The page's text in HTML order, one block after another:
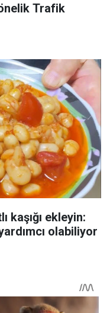
Trafik
kaşığı ekleyin:
olabiliyor